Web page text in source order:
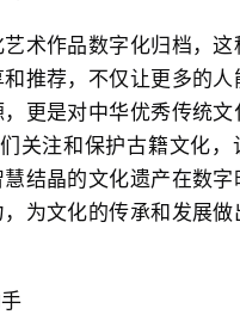
术作品数字化归档，这
推荐，不仅让更多的人
更是对中华优秀传统文
关注和保护古籍文化，
结晶的文化遗产在数字
为文化的传承和发展做